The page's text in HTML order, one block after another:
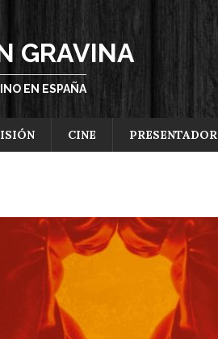
GRAVINA
EN ESPAÑA
CINE PRESENTADOR